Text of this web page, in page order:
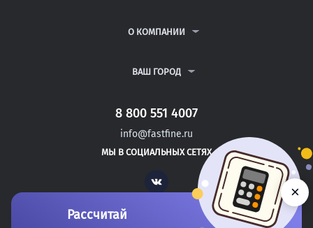
РЕФЕРАТЫ
ВОПРОСЫ И ОТВЕТЫ
ПОЛИТИКА КОНФИДЕНЦИАЛЬНОСТИ
О КОМПАНИИ
КОНТАКТЫ
ВАШ ГОРОД
САНКТ-ПЕТЕРБУРГ
СЕВАСТОПОЛЬ
ЛИВНЫ
8 800 551 4007
info@fastfine.ru
МЫ В СОЦИАЛЬНЫХ СЕТЯХ
Vk
Рассчитай
×